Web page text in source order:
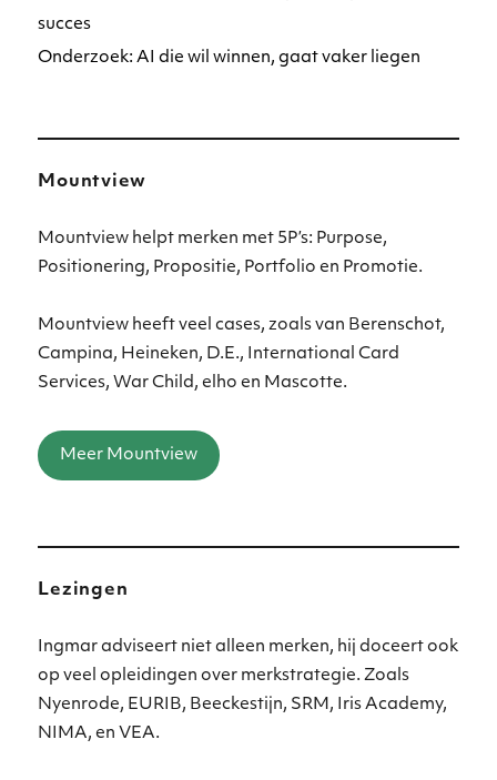
succes
Onderzoek: AI die wil winnen, gaat vaker liegen
Mountview
Mountview helpt merken met 5P’s: Purpose,
Positionering, Propositie, Portfolio en Promotie.
Mountview heeft veel cases, zoals van Berenschot,
Campina, Heineken, D.E., International Card
Services, War Child, elho en Mascotte.
Meer Mountview
Lezingen
Ingmar adviseert niet alleen merken, hij doceert ook
op veel opleidingen over merkstrategie. Zoals
Nyenrode, EURIB, Beeckestijn, SRM, Iris Academy,
NIMA, en VEA.